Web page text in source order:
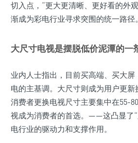
切入点，“更大更清晰、更好看的外
渐成为彩电行业寻求突围的统一路径。
大尺寸电视是摆脱低价泥潭的一
业内人士指出，目前买高端、买大
电的主基调。大尺寸则成为用户更新
消费者更换电视尺寸主要集中在55-
视成为消费者的首选。——这凸显了
电行业的驱动力和支撑作用。